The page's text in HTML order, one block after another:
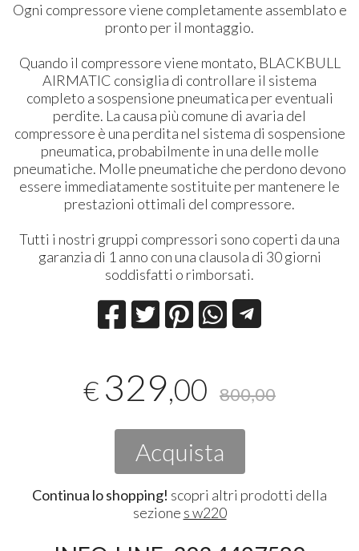
Ogni compressore viene completamente assemblato e
pronto per il montaggio.
Quando il compressore viene montato, BLACKBULL
AIRMATIC consiglia di controllare il sistema
completo a sospensione pneumatica per eventuali
perdite. La causa più comune di avaria del
compressore è una perdita nel sistema di sospensione
pneumatica, probabilmente in una delle molle
pneumatiche. Molle pneumatiche che perdono devono
essere immediatamente sostituite per mantenere le
prestazioni ottimali del compressore.
Tutti i nostri gruppi compressori sono coperti da una
garanzia di 1 anno con una clausola di 30 giorni
soddisfatti o rimborsati.
€ 329,00 800,00
Acquista
Continua lo shopping! scopri altri prodotti della
sezione s w220